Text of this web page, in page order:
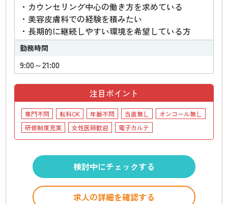
・カウンセリング中心の働き方を求めている
・美容皮膚科での経験を積みたい
・長期的に継続しやすい環境を希望している方
勤務時間
9:00～21:00
注目ポイント
専門不問 転科OK 年齢不問 当直無し
オンコール無し
研修制度充実
女性医師歓迎 電子カルテ
検討中にチェックする
求人の詳細を確認する